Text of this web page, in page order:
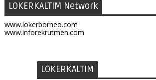
LOKERKALTIM Network
www.lokerborneo.com
www.inforekrutmen.com
LOKERKALTIM